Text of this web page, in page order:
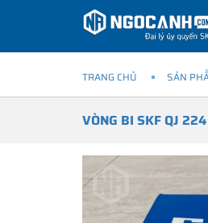
TRANG CHỦ SẢN
VÒNG BI SKF QJ